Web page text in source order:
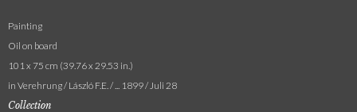
Painting
Oil on board
101 x 75 cm (39.76 x 29.53 in.)
in Verehrung / László F.E. / ... 1899 / Juli 28
Collection